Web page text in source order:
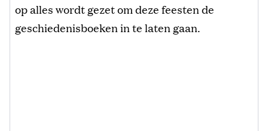
op alles wordt gezet om deze feesten de
geschiedenisboeken in te laten gaan.